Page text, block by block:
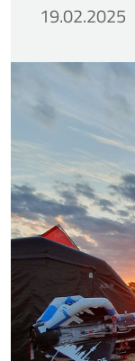
19.02.2025